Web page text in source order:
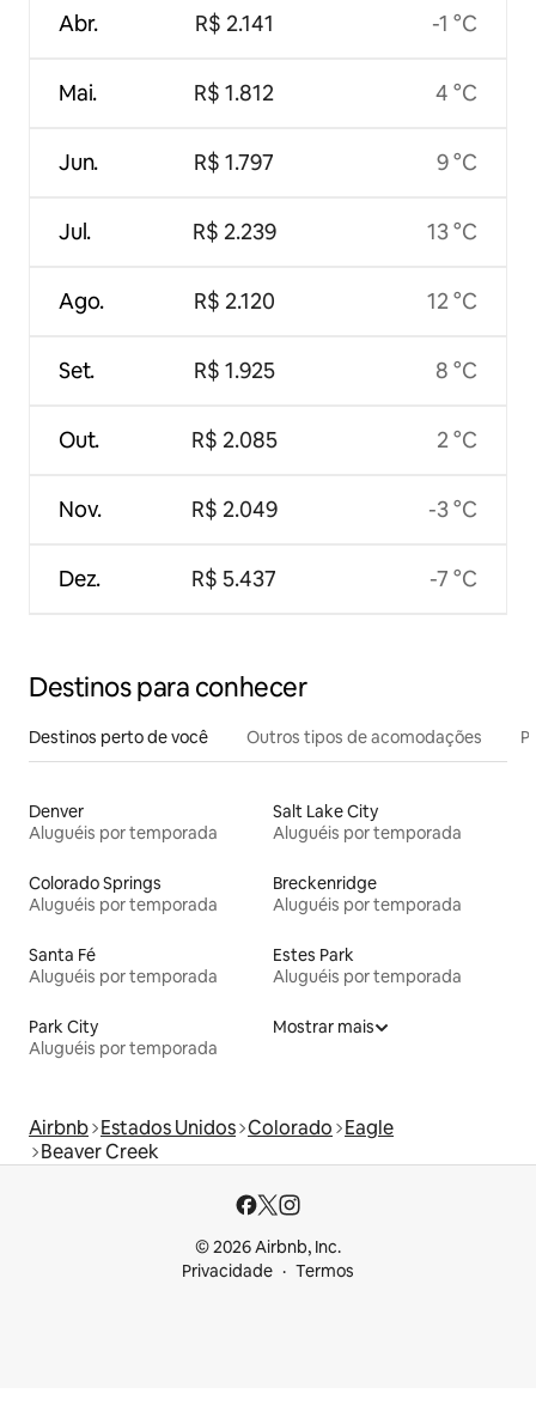
Abr.
Mai.
Jun.
Jul.
Ago.
Set.
Out.
Nov.
Dez.
R$ 2.141
R$ 1.812
R$ 1.797
R$ 2.239
R$ 2.120
R$ 1.925
R$ 2.085
R$ 2.049
R$ 5.437
-1 °C
4 °C
9 °C
13 °C
12 °C
8 °C
2 °C
-3 °C
-7 °C
Destinos para conhecer
Destinos perto de você Outros tipos de acomodações
Denver
Aluguéis por temporada
Salt Lake City
Aluguéis por temporada
Colorado Springs
Aluguéis por temporada
Breckenridge
Aluguéis por temporada
Santa Fé
Aluguéis por temporada
Estes Park
Aluguéis por temporada
Park City
Aluguéis por temporada
Mostrar mais
Airbnb Estados Unidos Colorado Eagle
Beaver Creek
© 2026 Airbnb, Inc.
Privacidade
Termos